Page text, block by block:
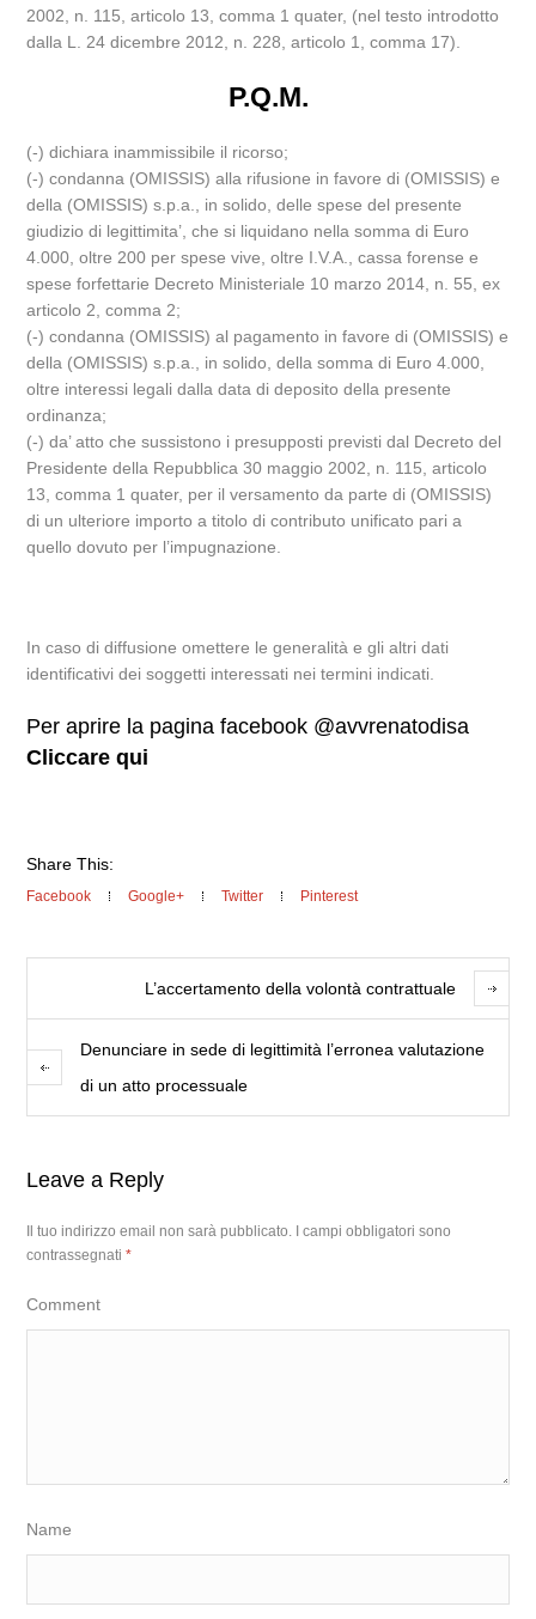
2002, n. 115, articolo 13, comma 1 quater, (nel testo introdotto
dalla L. 24 dicembre 2012, n. 228, articolo 1, comma 17).
P.Q.M.
(-) dichiara inammissibile il ricorso;
(-) condanna (OMISSIS) alla rifusione in favore di (OMISSIS) e
della (OMISSIS) s.p.a., in solido, delle spese del presente
giudizio di legittimita’, che si liquidano nella somma di Euro
4.000, oltre 200 per spese vive, oltre I.V.A., cassa forense e
spese forfettarie Decreto Ministeriale 10 marzo 2014, n. 55, ex
articolo 2, comma 2;
(-) condanna (OMISSIS) al pagamento in favore di (OMISSIS) e
della (OMISSIS) s.p.a., in solido, della somma di Euro 4.000,
oltre interessi legali dalla data di deposito della presente
ordinanza;
(-) da’ atto che sussistono i presupposti previsti dal Decreto del
Presidente della Repubblica 30 maggio 2002, n. 115, articolo
13, comma 1 quater, per il versamento da parte di (OMISSIS)
di un ulteriore importo a titolo di contributo unificato pari a
quello dovuto per l’impugnazione.
In caso di diffusione omettere le generalità e gli altri dati
identificativi dei soggetti interessati nei termini indicati.
Per aprire la pagina facebook @avvrenatodisa
Cliccare qui
Share This:
Facebook Google+ Twitter Pinterest
L’accertamento della volontà contrattuale
Denunciare in sede di legittimità l’erronea valutazione
di un atto processuale
Leave a Reply
Il tuo indirizzo email non sarà pubblicato.
I campi obbligatori sono
contrassegnati*
Comment
Name